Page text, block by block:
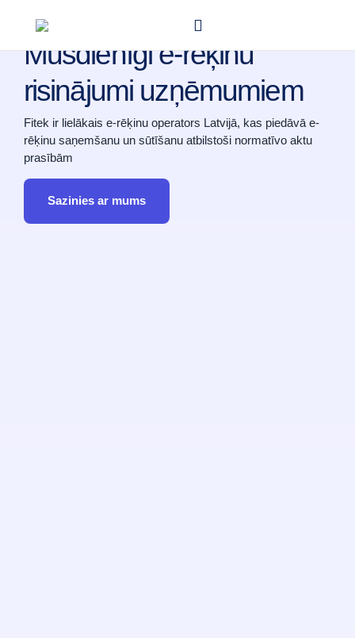
E-RĒĶINI
Mūsdienīgi e-rēķinu
risinājumi uzņēmumiem
Fitek ir lielākais e-rēķinu operators Latvijā, kas piedāvā e-
rēķinu saņemšanu un sūtīšanu atbilstoši normatīvo aktu
prasībām
Sazinies ar mums